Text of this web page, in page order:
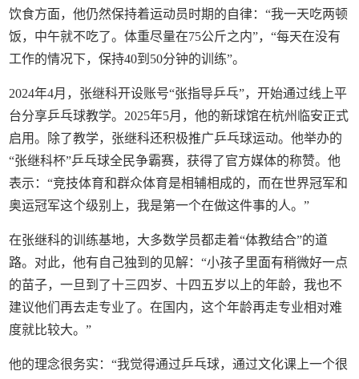
饮食方面，他仍然保持着运动员时期的自律：“我一天吃两顿
饭，中午就不吃了。体重尽量在75公斤之内”，“每天在没有
工作的情况下，保持40到50分钟的训练”。
2024年4月，张继科开设账号“张指导乒乓”，开始通过线上平
台分享乒乓球教学。2025年5月，他的新球馆在杭州临安正式
启用。除了教学，张继科还积极推广乒乓球运动。他举办的
“张继科杯”乒乓球全民争霸赛，获得了官方媒体的称赞。他
表示：“竞技体育和群众体育是相辅相成的，而在世界冠军和
奥运冠军这个级别上，我是第一个在做这件事的人。”
在张继科的训练基地，大多数学员都走着“体教结合”的道
路。对此，他有自己独到的见解：“小孩子里面有稍微好一点
的苗子，一旦到了十三四岁、十四五岁以上的年龄，我也不
建议他们再去走专业了。在国内，这个年龄再走专业相对难
度就比较大。”
他的理念很务实：“我觉得通过乒乓球，通过文化课上一个很